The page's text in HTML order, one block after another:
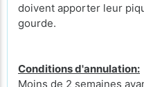
doivent apporter leur
gourde.
Conditions d'annulation:
Moins de 2 semaines